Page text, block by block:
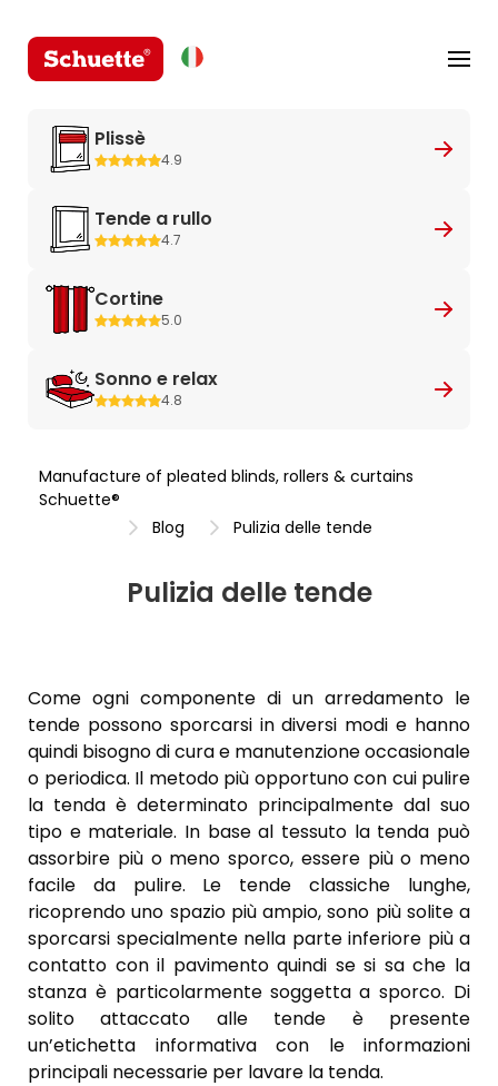
Plissè
4.9
Tende a rullo
4.7
Cortine
5.0
Sonno e relax
4.8
Manufacture of pleated blinds, rollers & curtains
Schuette®
Blog
Pulizia delle tende
Pulizia delle tende
Come ogni componente di un arredamento le
tende possono sporcarsi in diversi modi e hanno
quindi bisogno di cura e manutenzione occasionale
o periodica. Il metodo più opportuno con cui pulire
la tenda è determinato principalmente dal suo
tipo e materiale. In base al tessuto la tenda può
assorbire più o meno sporco, essere più o meno
facile da pulire. Le tende classiche lunghe,
ricoprendo uno spazio più ampio, sono più solite a
sporcarsi specialmente nella parte inferiore più a
contatto con il pavimento quindi se si sa che la
stanza è particolarmente soggetta a sporco. Di
solito attaccato alle tende è presente
un’etichetta informativa con le informazioni
principali necessarie per lavare la tenda.